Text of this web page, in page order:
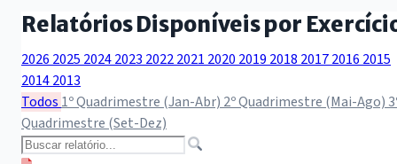
Relatórios Disponíveis por
2026 2025 20242023 20222021 2020 2019 2018 20172016 2015
20142013
Todos 1º Quadrimestre (Jan-Abr) 2º Quadrimestre (Mai-Ago)
Quadrimestre (Set-Dez)